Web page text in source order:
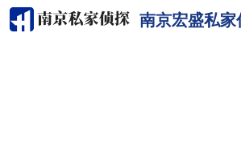
南京宏盛私家